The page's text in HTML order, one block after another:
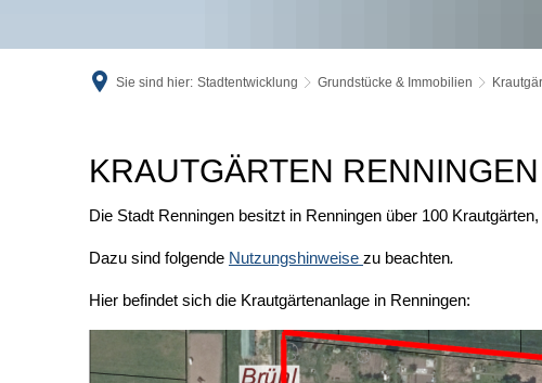
Sie sind hier: Stadtentwicklung Grundstücke & Immobilien
Krautgärten
Renningen
KRAUTGÄRTEN RENNINGEN
Die Stadt Renningen besitzt in Renningen über 100
Dazu sind folgende Nutzungshinweise zu beachten.
Hier befindet sich die Krautgärtenanlage in Renningen: